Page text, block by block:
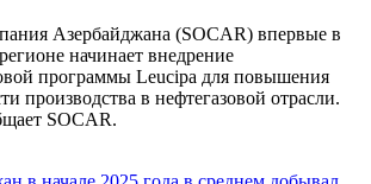
Азербайджана (SOCAR) впервые в
начинает внедрение
программы Leucipa для повышения
производства в нефтегазовой отрасли.
SOCAR.